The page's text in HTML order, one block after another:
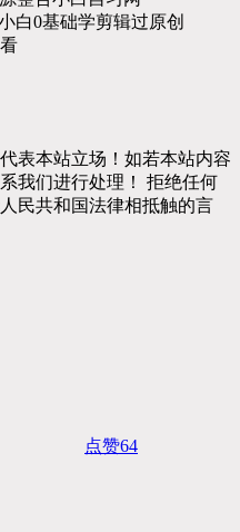
白0基础学剪辑过原创
表本站立场！如若本站内容
我们进行处理！ 拒绝任何
民共和国法律相抵触的言
点赞64